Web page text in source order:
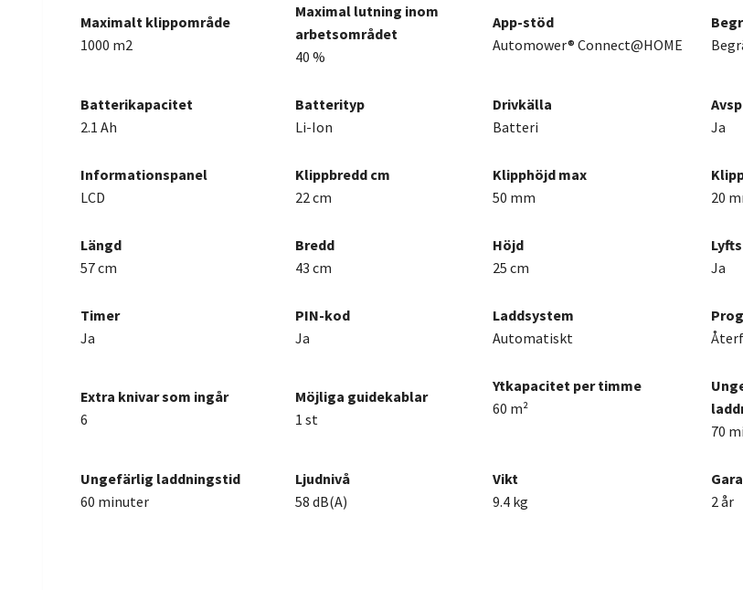
Maximalt klippområde
1000 m2
Maximal lutning inom
arbetsområdet
40 %
App-stöd
Automower® Connect@HOME
Batterikapacitet
2.1 Ah
Batterityp
Li-Ion
Drivkälla
Batteri
Ja
Informationspanel
LCD
Klippbredd cm
22 cm
Klipphöjd max
50 mm
20
Längd
57 cm
Bredd
43 cm
Höjd
25 cm
Ja
Timer
Ja
PIN-kod
Ja
Laddsystem
Automatiskt
Extra knivar som ingår
6
Möjliga guidekablar
1 st
Ytkapacitet per timme
60 m²
70
Ungefärlig laddningstid
60 minuter
Ljudnivå
58 dB(A)
Vikt
9.4 kg
2 år